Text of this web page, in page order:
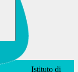
Istituto di